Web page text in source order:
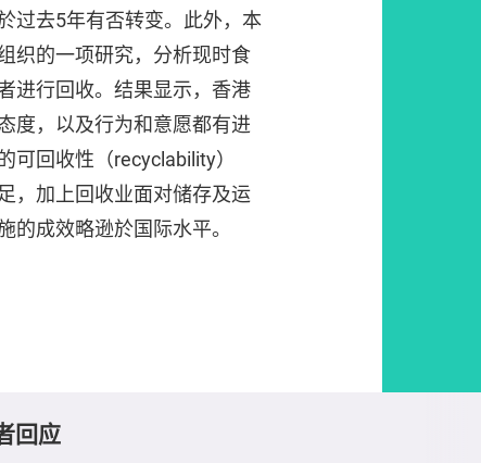
过去5年有否转变。此外，本
织的一项研究，分析现时食
进行回收。结果显示，香港
度，以及行为和意愿都有进
可回收性（recyclability）
，加上回收业面对储存及运
的成效略逊於国际水平。
回应